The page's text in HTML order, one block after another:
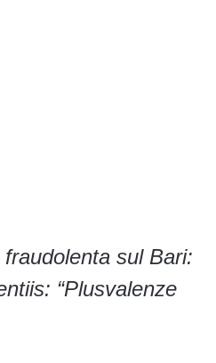
sul Bari:
“Plusvalenze